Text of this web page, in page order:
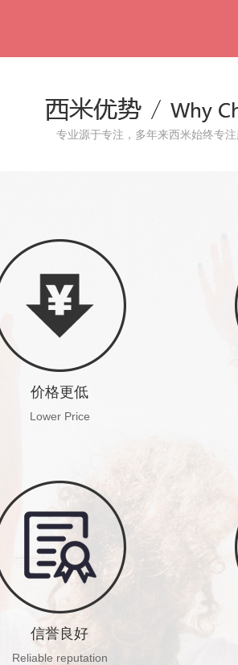
专业源于专注，多年来西米始终专
价格更低
Lower Price
收费更低且公开透明
无任何隐性和附加收费
信誉良好
Reliable reputation